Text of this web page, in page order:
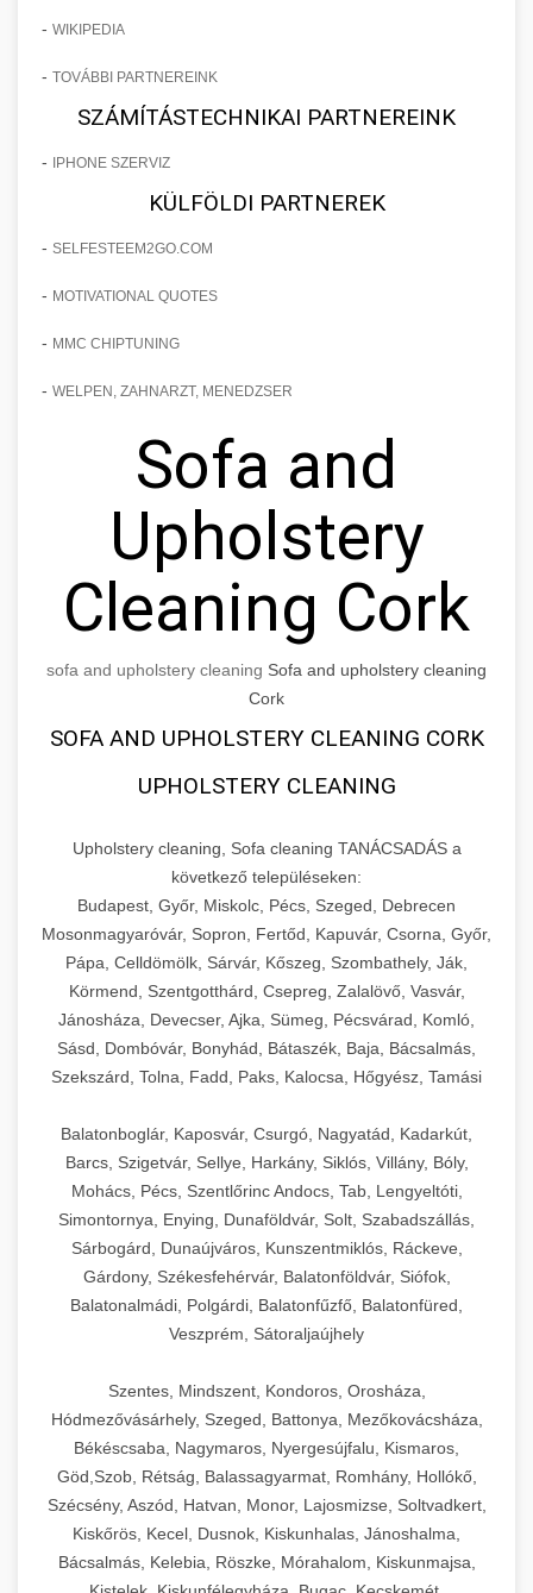
- WIKIPEDIA
- TOVÁBBI PARTNEREINK
SZÁMÍTÁSTECHNIKAI PARTNEREINK
- IPHONE SZERVIZ
KÜLFÖLDI PARTNEREK
- SELFESTEEM2GO.COM
- MOTIVATIONAL QUOTES
- MMC CHIPTUNING
- WELPEN, ZAHNARZT, MENEDZSER
Sofa and
Upholstery
Cleaning Cork
sofa and upholstery cleaning Sofa and upholstery cleaning
Cork
SOFA AND UPHOLSTERY CLEANING CORK
UPHOLSTERY CLEANING
Upholstery cleaning, Sofa cleaning TANÁCSADÁS a
következő településeken:
Budapest, Győr, Miskolc, Pécs, Szeged, Debrecen
Mosonmagyaróvár, Sopron, Fertőd, Kapuvár, Csorna, Győr,
Pápa, Celldömölk, Sárvár, Kőszeg, Szombathely, Ják,
Körmend, Szentgotthárd, Csepreg, Zalalövő, Vasvár,
Jánosháza, Devecser, Ajka, Sümeg, Pécsvárad, Komló,
Sásd, Dombóvár, Bonyhád, Bátaszék, Baja, Bácsalmás,
Szekszárd, Tolna, Fadd, Paks, Kalocsa, Hőgyész, Tamási
Balatonboglár, Kaposvár, Csurgó, Nagyatád, Kadarkút,
Barcs, Szigetvár, Sellye, Harkány, Siklós, Villány, Bóly,
Mohács, Pécs, Szentlőrinc Andocs, Tab, Lengyeltóti,
Simontornya, Enying, Dunaföldvár, Solt, Szabadszállás,
Sárbogárd, Dunaújváros, Kunszentmiklós, Ráckeve,
Gárdony, Székesfehérvár, Balatonföldvár, Siófok,
Balatonalmádi, Polgárdi, Balatonfűzfő, Balatonfüred,
Veszprém, Sátoraljaújhely
Szentes, Mindszent, Kondoros, Orosháza,
Hódmezővásárhely, Szeged, Battonya, Mezőkovácsháza,
Békéscsaba, Nagymaros, Nyergesújfalu, Kismaros,
Göd,Szob, Rétság, Balassagyarmat, Romhány, Hollókő,
Szécsény, Aszód, Hatvan, Monor, Lajosmizse, Soltvadkert,
Kiskőrös, Kecel, Dusnok, Kiskunhalas, Jánoshalma,
Bácsalmás, Kelebia, Röszke, Mórahalom, Kiskunmajsa,